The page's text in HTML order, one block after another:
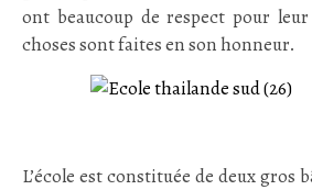
ont beaucoup de respect pour
choses sont faites en son honneur.
L’école est constituée de deux